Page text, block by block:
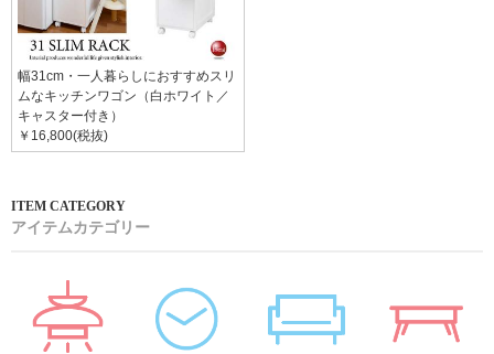
幅31cm・一人暮らしにおすすめスリ
ムなキッチンワゴン（白ホワイト／
キャスター付き）
￥16,800(税抜)
アイテムカテゴリー